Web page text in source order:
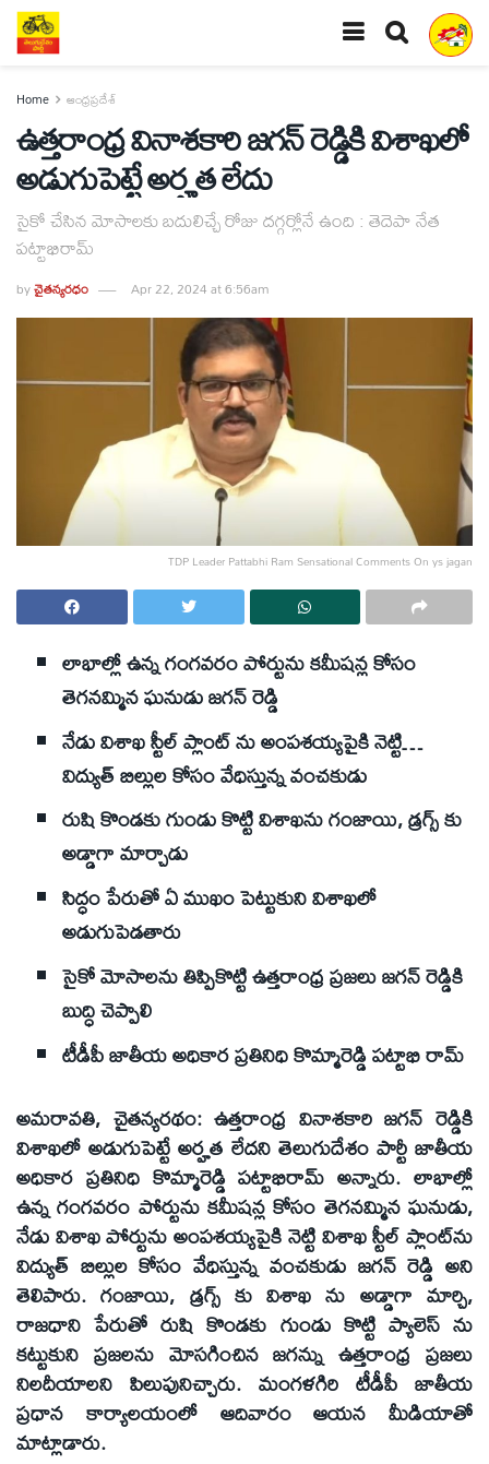
Home ఆంధ్రప్రదేశ్
ఉత్తరాంధ్ర వినాశకారి జగన్‌ రెడ్డికి విశాఖలో
అడుగుపెట్టే అర్హత లేదు
సైకో చేసిన మోసాలకు బదులిచ్చే రోజు దగ్గర్లోనే ఉంది : తెదెపా నేత
పట్టాభిరామ్
byచైతన్యరధం Apr 22, 2024 at 6:56am
TDP Leader Pattabhi Ram Sensational Comments On ys jagan
లాభాల్లో ఉన్న గంగవరం పోర్టును కమీషన్ల కోసం
తెగనమ్మిన ఘనుడు జగన్‌ రెడ్డి
నేడు విశాఖ స్టీల్‌ ప్లాంట్‌ ను అంపశయ్యపైకి నెట్టి…
విద్యుత్‌ బిల్లుల కోసం వేధిస్తున్న వంచకుడు
రుషి కొండకు గుండు కొట్టి విశాఖను గంజాయి, డ్రగ్స్‌ కు
అడ్డాగా మార్చాడు
సిద్ధం పేరుతో ఏ ముఖం పెట్టుకుని విశాఖలో
అడుగుపెడతారు
సైకో మోసాలను తిప్పికొట్టి ఉత్తరాంధ్ర ప్రజలు జగన్‌ రెడ్డికి
బుద్ధి చెప్పాలి
టీడీపీ జాతీయ అధికార ప్రతినిధి కొమ్మారెడ్డి పట్టాభి రామ్‌
అమరావతి, చైతన్యరథం: ఉత్తరాంధ్ర వినాశకారి జగన్‌ రెడ్డికి
విశాఖలో అడుగుపెట్టే అర్హత లేదని తెలుగుదేశం పార్టీ జాతీయ
అధికార ప్రతినిధి కొమ్మారెడ్డి పట్టాభిరామ్‌ అన్నారు. లాభాల్లో
ఉన్న గంగవరం పోర్టును కమీషన్ల కోసం తెగనమ్మిన ఘనుడు,
నేడు విశాఖ పోర్టును అంపశయ్యపైకి నెట్టి విశాఖ స్టీల్‌ ప్లాంట్‌ను
విద్యుత్‌ బిల్లుల కోసం వేధిస్తున్న వంచకుడు జగన్‌ రెడ్డి అని
తెలిపారు. గంజాయి, డ్రగ్స్‌ కు విశాఖ ను అడ్డాగా మార్చి,
రాజధాని పేరుతో రుషి కొండకు గుండు కొట్టి ప్యాలెస్‌ ను
కట్టుకుని ప్రజలను మోసగించిన జగన్ను ఉత్తరాంధ్ర ప్రజలు
నిలదీయాలని పిలుపునిచ్చారు. మంగళగిరి టీడీపీ జాతీయ
ప్రధాన కార్యాలయంలో ఆదివారం ఆయన మీడియాతో
మాట్లాడారు.